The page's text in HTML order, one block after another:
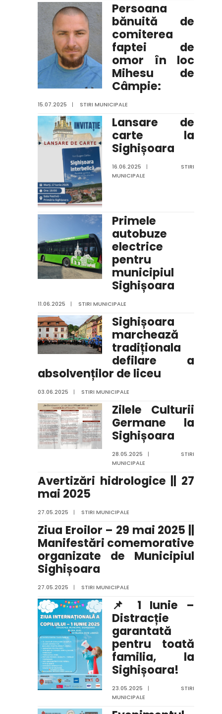
Persoana
bănuită de
comiterea
faptei de
omor în loc
Mihesu de
Câmpie:
15.07.2025 | STIRI MUNICIPALE
Lansare de
carte la
Sighișoara
16.06.2025 |
STIRI
MUNICIPALE
Primele
autobuze
electrice
pentru
municipiul
Sighișoara
11.06.2025 | STIRI MUNICIPALE
Sighișoara
marchează
tradiționala
defilare a
absolvenților de liceu
03.06.2025 | STIRI MUNICIPALE
Zilele Culturii
Germane la
Sighișoara
28.05.2025 |
STIRI
MUNICIPALE
Avertizări hidrologice || 27
mai 2025
27.05.2025 | STIRI MUNICIPALE
Ziua Eroilor – 29 mai 2025 ||
Manifestări comemorative
organizate de Municipiul
Sighișoara
27.05.2025 | STIRI MUNICIPALE
📌 1 Iunie –
Distracție
garantată
pentru toată
familia, la
Sighișoara!
23.05.2025 |
STIRI
MUNICIPALE